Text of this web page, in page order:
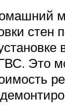
стен
Это